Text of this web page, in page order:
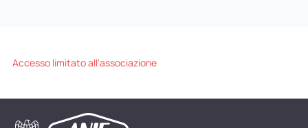
Accesso limitato all'associazione